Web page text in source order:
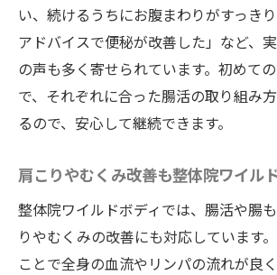
い、続けるうちにお腹まわりがすっき
アドバイスで便秘が改善した」など、
の声も多く寄せられています。初めて
で、それぞれに合った腸活の取り組み
るので、安心して継続できます。
肩こりやむくみ改善も整体院ワイル
整体院ワイルドボディでは、腸活や腸
りやむくみの改善にも対応しています
ことで全身の血流やリンパの流れが良